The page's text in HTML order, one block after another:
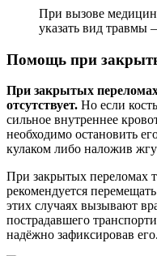
При вызове
указать вид
Помощь при
При закрытых
отсутствует. Но если
сильное внутреннее
необходимо остановить
кулаком либо наложив
При закрытых переломах
рекомендуется
этих случаях вызывают
пострадавшего
надёжно зафиксировав его.